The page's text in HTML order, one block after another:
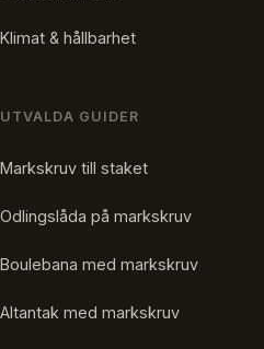
Klimat & hållbarhet
UTVALDA GUIDER
Markskruv till staket
Odlingslåda på markskruv
Boulebana med markskruv
Altantak med markskruv